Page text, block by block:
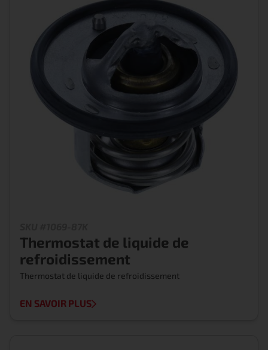
Thermostat de liquide de
refroidissement
Thermostat de liquide de refroidissement
EN SAVOIR PLUS